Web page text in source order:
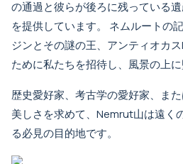
の通過と彼らが後ろに残っている
を提供しています。 ネムルートの
ジンとその謎の王、アンティオカ
ために私たちを招待し、風景の上に
歴史愛好家、考古学の愛好家、ま
美しさを求めて、Nemrut山は遠く
る必見の目的地です。